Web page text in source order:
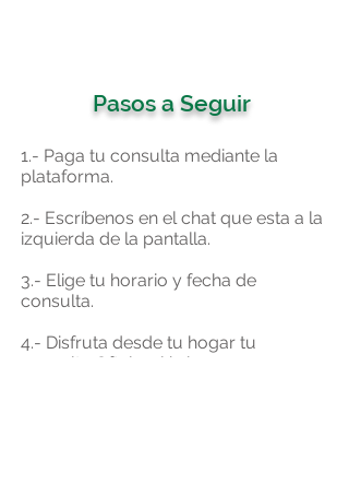
Pasos a Seguir
1.- Paga tu consulta mediante la
plataforma.
2.- Escríbenos en el chat que esta a la
izquierda de la pantalla.
3.- Elige tu horario y fecha de
consulta.
4.- Disfruta desde tu hogar tu
consulta Oftalmológica.